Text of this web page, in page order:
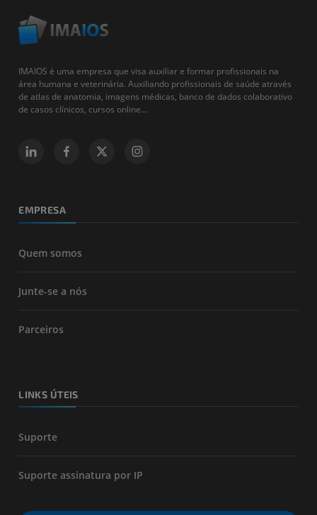
IMAIOS é uma empresa que visa auxiliar e formar profissionais na
área humana e veterinária. Auxiliando profissionais de saúde através
de atlas de anatomia, imagens médicas, banco de dados colaborativo
de casos clínicos, cursos online...
EMPRESA
Quem somos
Junte-se a nós
Parceiros
LINKS ÚTEIS
Suporte
Suporte assinatura por IP